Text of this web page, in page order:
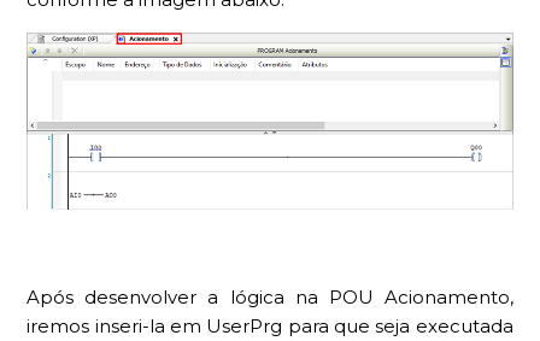
Após desenvolver a lógica na POU Acionamento,
iremos inseri-la em UserPrg para que seja executada